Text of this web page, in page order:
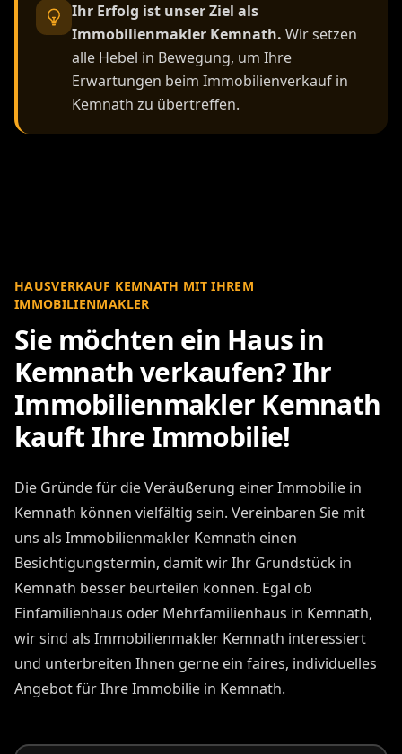
Ihr Erfolg ist unser Ziel als
Immobilienmakler Kemnath. Wir setzen
alle Hebel in Bewegung, um Ihre
Erwartungen beim Immobilienverkauf in
Kemnath zu übertreffen.
HAUSVERKAUF KEMNATH MIT IHREM
IMMOBILIENMAKLER
Sie möchten ein Haus in
Kemnath verkaufen? Ihr
Immobilienmakler Kemnath
kauft Ihre Immobilie!
Die Gründe für die Veräußerung einer Immobilie in
Kemnath können vielfältig sein. Vereinbaren Sie mit
uns als Immobilienmakler Kemnath einen
Besichtigungstermin, damit wir Ihr Grundstück in
Kemnath besser beurteilen können. Egal ob
Einfamilienhaus oder Mehrfamilienhaus in Kemnath,
wir sind als Immobilienmakler Kemnath interessiert
und unterbreiten Ihnen gerne ein faires, individuelles
Angebot für Ihre Immobilie in Kemnath.